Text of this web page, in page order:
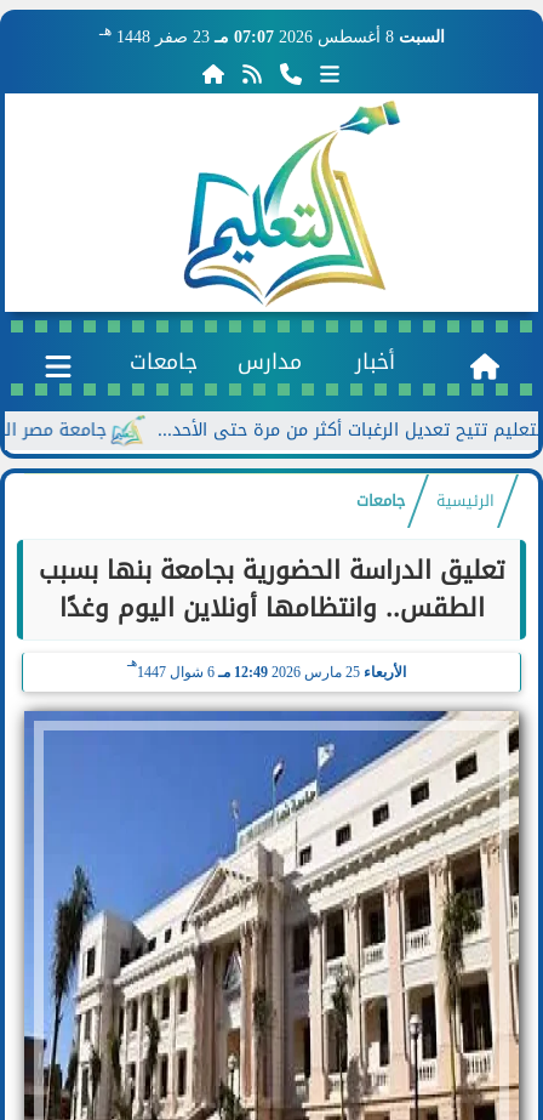
السبت 8 أغسطس 2026 07:07 مـ 23 صفر 1448 هـ
أخبار مدارس جامعات
جامعة مصر الجديدة تعلن
الرئيسية جامعات
تعليق الدراسة الحضورية بجامعة بنها بسبب
الطقس.. وانتظامها أونلاين اليوم وغدًا
الأربعاء 12:49 مـ 6 شوال 1447
هـ